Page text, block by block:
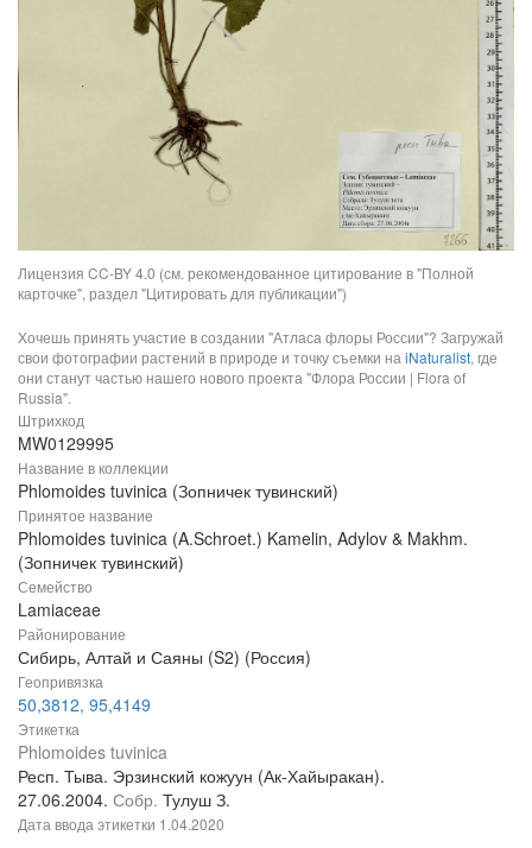
Лицензия CC-BY 4.0 (см. рекомендованное цитирование в "Полной
карточке", раздел "Цитировать для публикации")
Хочешь принять участие в создании "Атласа флоры России"? Загружай
свои фотографии растений в природе и точку съемки на iNaturalist, где
они станут частью нашего нового проекта "Флора России | Flora of
Russia".
Штрихкод
MW0129995
Название в коллекции
Phlomoides tuvinica (Зопничек тувинский)
Принятое название
Phlomoides tuvinica (A.Schroet.) Kamelin, Adylov & Makhm.
(Зопничек тувинский)
Семейство
Lamiaceae
Районирование
Сибирь, Алтай и Саяны (S2) (Россия)
Геопривязка
50,3812, 95,4149
Этикетка
Phlomoides tuvinica
Респ. Тыва. Эрзинский кожуун (Ак-Хайыракан).
27.06.2004. Собр. Тулуш З.
Дата ввода этикетки 1.04.2020